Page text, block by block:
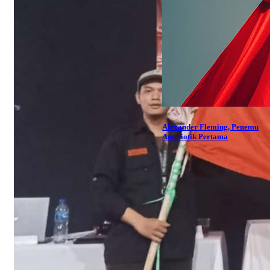
Alexander Fleming, Penemu
Antibiotik Pertama